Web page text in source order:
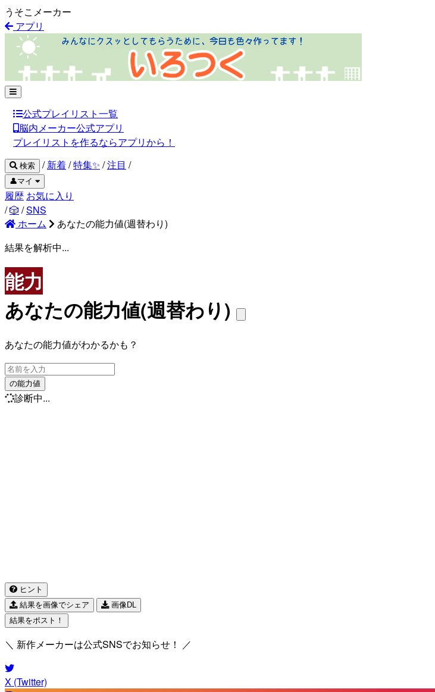
うそこメーカー
アプリ
公式プレイリスト一覧
脳内メーカー公式アプリ
プレイリストを作るならアプリから！
検索 / 新着/特集✨ /注目 /
👤マイ
履歴 お気に入り
/🎲 /SNS
ホーム
あなたの能力値(週替わり)
結果を解析中...
能力
あなたの能力値(週替わり)
あなたの能力値がわかるかも？
の能力値
診断中...
ヒント
結果を画像でシェア
画像DL
結果をポスト！
＼ 新作メーカーは公式SNSでお知らせ！ ／
X (Twitter)